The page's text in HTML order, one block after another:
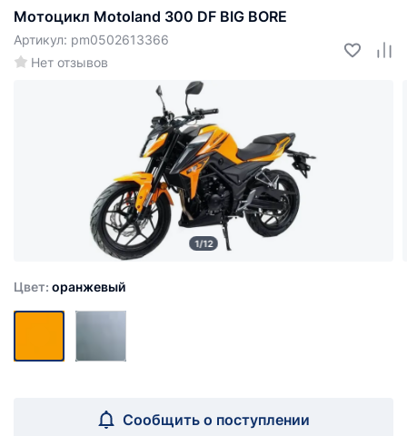
Мотоцикл Motoland 300 DF BIG BORE
Нет отзывов
Артикул: pm0502613366
1/12
Цвет: оранжевый
Сообщить о поступлении